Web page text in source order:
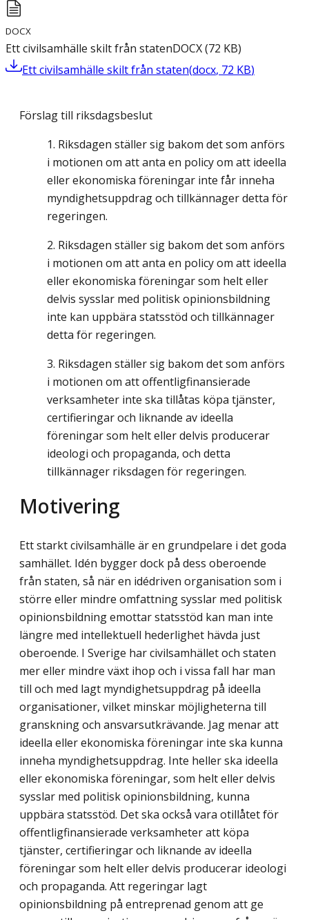
DOCX
Ett civilsamhälle skilt från statenDOCX(72 KB)
Ett civilsamhälle skilt från staten(docx, 72 KB)
Förslag till riksdagsbeslut
Riksdagen ställer sig bakom det som anförs
i motionen om att anta en policy om att ideella
eller ekonomiska föreningar inte får inneha
myndighetsuppdrag och tillkännager detta för
regeringen.
Riksdagen ställer sig bakom det som anförs
i motionen om att anta en policy om att ideella
eller ekonomiska föreningar som helt eller
delvis sysslar med politisk opinionsbildning
inte kan uppbära statsstöd och tillkännager
detta för regeringen.
Riksdagen ställer sig bakom det som anförs
i motionen om att offentligfinansierade
verksamheter inte ska tillåtas köpa tjänster,
certifieringar och liknande av ideella
föreningar som helt eller delvis producerar
ideologi och propaganda, och detta
tillkännager riksdagen för regeringen.
Motivering
Ett starkt civilsamhälle är en grundpelare i det goda
samhället. Idén bygger dock på dess oberoende
från staten, så när en idédriven organisation som i
större eller mindre omfattning sysslar med politisk
opinionsbildning emottar statsstöd kan man inte
längre med intellektuell hederlighet hävda just
oberoende. I Sverige har civilsamhället och staten
mer eller mindre växt ihop och i vissa fall har man
till och med lagt myndighets­uppdrag på ideella
organisationer, vilket minskar möjligheterna till
granskning och ansvarsutkrävande. Jag menar att
ideella eller ekonomiska föreningar inte ska kunna
inneha myndighetsuppdrag. Inte heller ska ideella
eller ekonomiska föreningar, som helt eller delvis
sysslar med politisk opinionsbildning, kunna
uppbära statsstöd. Det ska också vara otillåtet för
offentligfinansierade verksamheter att köpa
tjänster, certifier­ingar och liknande av ideella
föreningar som helt eller delvis producerar ideologi
och propaganda. Att regeringar lagt
opinionsbildning på entreprenad genom att ge